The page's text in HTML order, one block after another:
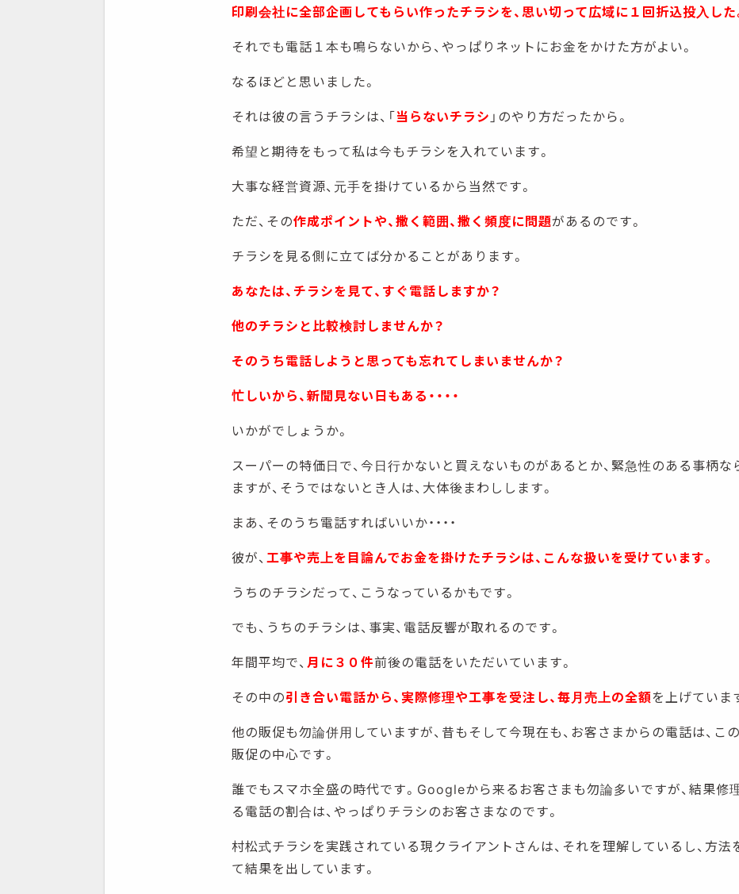
印刷会社に全部企画してもらい作ったチラシを、思い切って広域に１回折込投入した
それでも電話１本も鳴らないから、やっぱりネットにお金をかけた方がよい。
なるほどと思いました。
それは彼の言うチラシは、「当らないチラシ 」のやり方だったから。
希望と期待をもって私は今もチラシを入れています。
大事な経営資源、元手を掛けているから当然です。
ただ、その作成ポイントや、撒く範囲、撒く頻度に問題があるのです。
チラシを見る側に立てば分かることがあります。
あなたは、チラシを見て、すぐ電話しますか？
他のチラシと比較検討しませんか？
そのうち電話しようと思っても忘れてしまいませんか？
忙しいから、新聞見ない日もある・・・・
いかがでしょうか。
スーパーの特価日で、今日行かないと買えないものがあるとか、緊急性のある事柄な
ますが、そうではないとき人は、大体後まわしします。
まあ、そのうち電話すればいいか・・・・
彼が、 工事や売上を目論んでお金を掛けたチラシは、こんな扱いを受けています。
うちのチラシだって、こうなっているかもです。
でも、うちのチラシは、事実、電話反響が取れるのです。
年間平均で、 月に３０件前後の電話をいただいています。
その中の引き合い電話から、実際修理や工事を受注し、毎月売上の全額を上げていま
他の販促も勿論併用していますが、昔もそして今現在も、お客さまからの電話は、こ
販促の中心です。
誰でもスマホ全盛の時代です。Googleから来るお客さまも勿論多いですが、結果修
る電話の割合は、やっぱりチラシのお客さまなのです。
村松式チラシを実践されている現クライアントさんは、それを理解しているし、方法
て結果を出しています。